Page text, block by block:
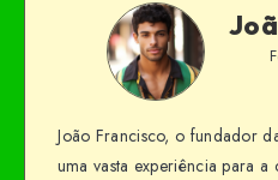
João Francisco, o fundador
uma vasta experiência para